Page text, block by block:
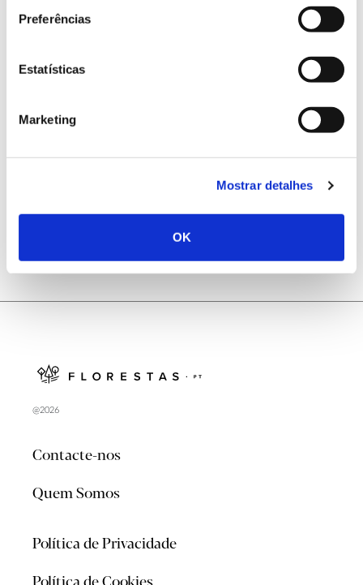
Preferências
Estatísticas
Marketing
Mostrar detalhes
OK
Registar galhas de Trichi em acácia-das-espigas:
25.06.2026
@2026
Contacte-nos
Quem Somos
Política de Privacidade